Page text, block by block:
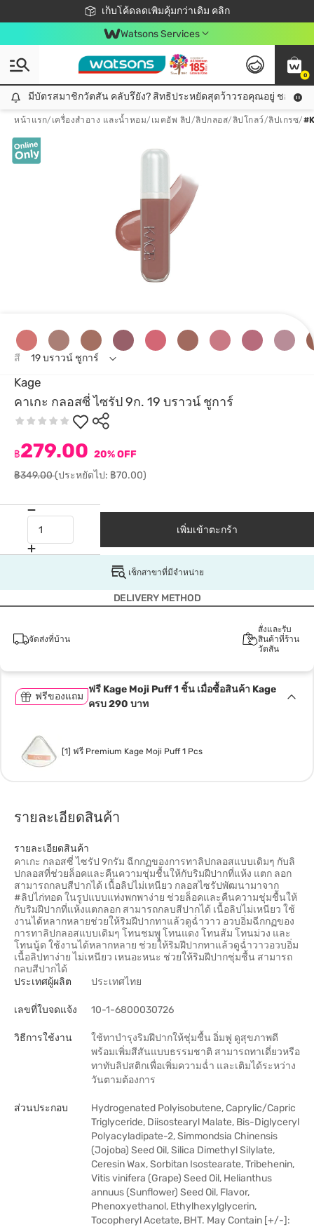
เก็บโค้ดลดเพิ่มคุ้มกว่าเดิม คลิก
ชอปออนไลน์ครั้งแรก ลดเพิ่มจุก ๆ 10%! 🎉
📦ส่งฟรี! เมื่อชอป 499฿
สมาชิกวัตสัน คลับดียังไง?
Watsons Services
0
มีบัตรสมาชิกวัตสัน คลับรึยัง? สิทธิประหยัดสุดว้าวรอคุณอยู่ ชอปคุ้มกว่าเดิม คลิก!
มีบัตรสมาชิกวัตสัน คลับรึยัง? สิทธิประหยัดสุดว้าวรอคุณอยู่ ชอปคุ้มก
หน้าแรก/ เครื่องสำอาง และน้ำหอม/ เมคอัพ ลิป /ลิปกลอส/ลิปโกลว์/ลิปเกรซ/
Kage
คาเกะ กลอสซี่ ไซรัป 9ก. 19 บราวน์ ชูการ์
฿279.00 20% OFF
฿349.00(ประหยัดไป: ฿70.00)
สี 19 บราวน์ ชูการ์
เพิ่มเข้าตะกร้า
เช็กสาขาที่มีจำหน่าย
DELIVERY METHOD
จัดส่งที่บ้าน
สั่งและรับ
สินค้าที่ร้าน
วัตสัน
ฟรีของแถม
ฟรี Kage Moji Puff 1 ชิ้น เมื่อซื้อสินค้า Kage
ครบ 290 บาท
[1] ฟรี Premium Kage Moji Puff 1 Pcs
รายละเอียดสินค้า
รายละเอียดสินค้า
คาเกะ กลอสซี่ ไซรัป 9กรัม ฉีกกฏของการทาลิปกลอสแบบเดิมๆ กับลิ
ปกลอสที่ช่วยล็อคและคืนความชุ่มชื้นให้กับริมฝีปากที่แห้ง แตก ลอก
สามารถกลบสีปากได้ เนื้อลิปไม่เหนียว กลอสไซรัปพัฒนามาจาก
#ลิปไก่ทอด ในรูปแบบแท่งพกพาง่าย ช่วยล็อคและคืนความชุ่มชื้นให้
กับริมฝีปากที่แห้งแตกลอก สามารถกลบสีปากได้ เนื้อลิปไม่เหนียว ใช้
งานได้หลากหลายช่วยให้ริมฝีปากทาแล้วดูฉ่ำวาว อวบอิ่มฉีกกฏของ
การทาลิปกลอสแบบเดิมๆ โทนชมพู โทนแดง โทนส้ม โทนม่วง และ
โทนนู้ด ใช้งานได้หลากหลาย ช่วยให้ริมฝีปากทาแล้วดูฉ่ำวาวอวบอิ่ม
เนื้อลิปทาง่าย ไม่เหนียว เหนอะหนะ ช่วยให้ริมฝีปากชุ่มชื้น สามารถ
กลบสีปากได้
ประเทศผู้ผลิต
ประเทศไทย
เลขที่ใบจดแจ้ง 10-1-6800030726
วิธีการใช้งาน
ใช้ทาบำรุงริมฝีปากให้ชุ่มชื้น อิ่มฟู ดูสุขภาพดี
พร้อมเพิ่มสีสันแบบธรรมชาติ สามารถทาเดี่ยวหรือ
ทาทับลิปสติกเพื่อเพิ่มความฉ่ำ และเติมได้ระหว่าง
วันตามต้องการ
ส่วนประกอบ
Hydrogenated Polyisobutene, Caprylic/Capric
Triglyceride, Diisostearyl Malate, Bis-Diglyceryl
Polyacyladipate-2, Simmondsia Chinensis
(Jojoba) Seed Oil, Silica Dimethyl Silylate,
Ceresin Wax, Sorbitan Isostearate, Tribehenin,
Vitis vinifera (Grape) Seed Oil, Helianthus
annuus (Sunflower) Seed Oil, Flavor,
Phenoxyethanol, Ethylhexylglycerin,
Tocopheryl Acetate, BHT. May Contain [+/-]: